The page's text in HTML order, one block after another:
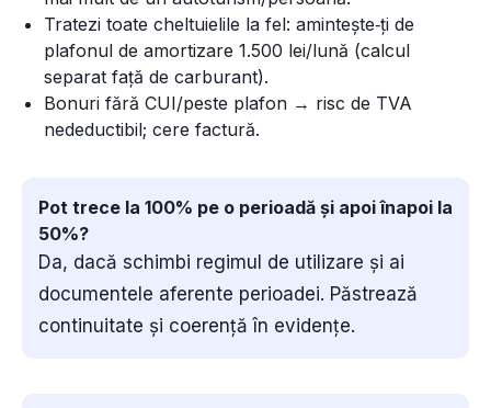
Tratezi toate cheltuielile la fel: amintește‑ți de
plafonul de amortizare 1.500 lei/lună (calcul
separat față de carburant).
Bonuri fără CUI/peste plafon → risc de TVA
nedeductibil; cere factură.
Pot trece la 100% pe o perioadă și apoi înapoi la
50%?
Da, dacă schimbi regimul de utilizare și ai
documentele aferente perioadei. Păstrează
continuitate și coerență în evidențe.